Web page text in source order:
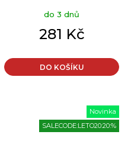
MORSE CAGE
do 3 dnů
281 Kč
DO KOŠÍKU
Novinka
SALECODE:LETO20:20:%